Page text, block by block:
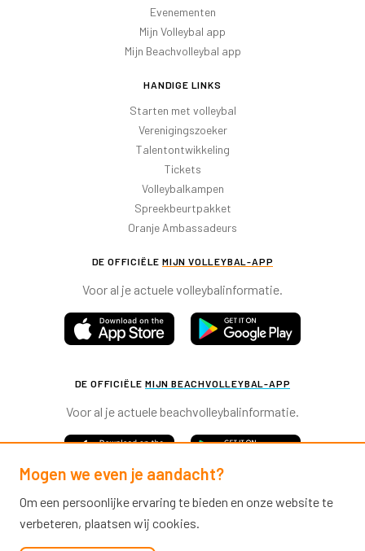
Evenementen
Mijn Volleybal app
Mijn Beachvolleybal app
HANDIGE LINKS
Starten met volleybal
Verenigingszoeker
Talentontwikkeling
Tickets
Volleybalkampen
Spreekbeurtpakket
Oranje Ambassadeurs
DE OFFICIËLE MIJN VOLLEYBAL-APP
Voor al je actuele volleybalinformatie.
DE OFFICIËLE MIJN BEACHVOLLEYBAL-APP
Voor al je actuele beachvolleybalinformatie.
Mogen we even je aandacht?
Om een persoonlijke ervaring te bieden en onze website te
verbeteren, plaatsen wij cookies.